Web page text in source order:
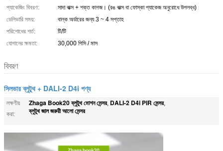
প্যাকেজিং বিবরণ:
সাদা বাক্স + শক্ত কাগজ। (রঙ বাক্স বা ফোস্কা প্যাকেজ অনুরোধে উপলব্ধ)
ডেলিভারি সময়:
বাল্ক অর্ডারের জন্য 3 ~ 4 সপ্তাহ
পরিশোধের শর্ত:
টি/টি
যোগানের ক্ষমতা:
30,000 পিসি / মাস
বিবরণ
সিলভার ব্লুটুথ + DALI-2 D4i পণ্য
লক্ষণীয়
করা:
Zhaga Book20 ব্লুটুথ মোশন সেন্সর, DALI-2 D4i PIR সেন্সর,
ব্লুটুথ জাল জরুরী আলো সেন্সর